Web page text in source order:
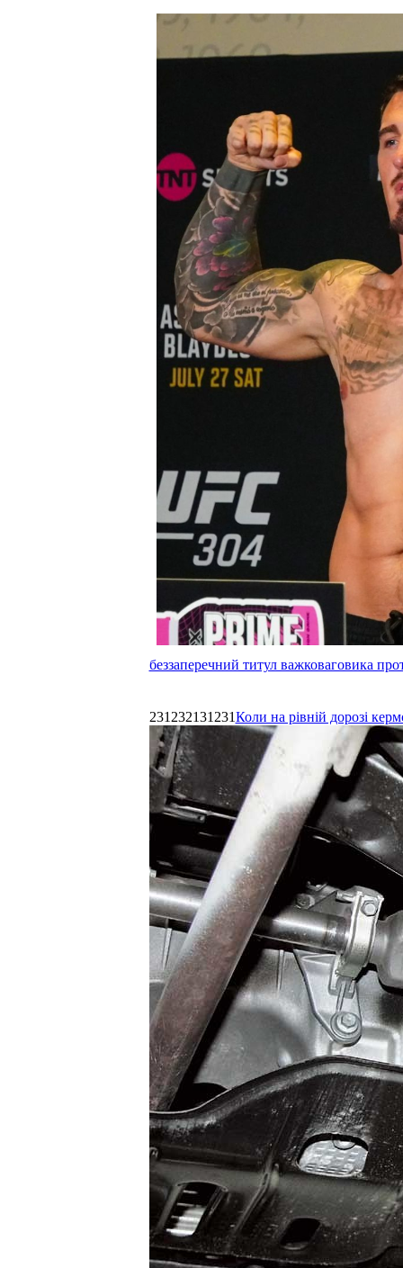
беззаперечний титул важковаговика
231232131231Коли на рівній дорозі